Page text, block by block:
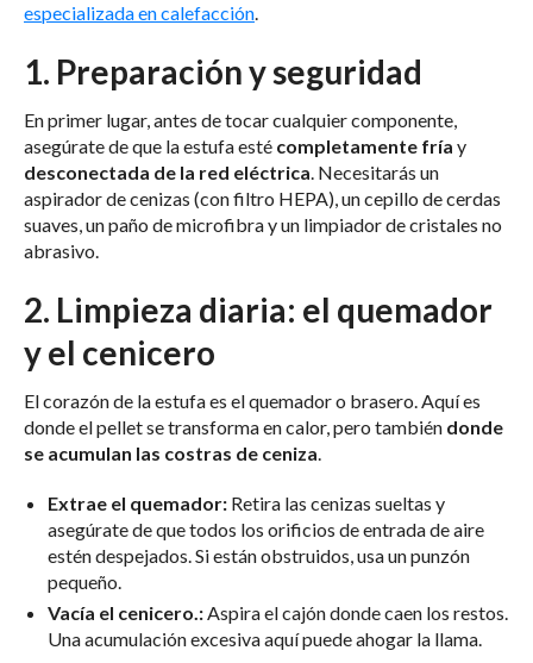
especializada en calefacción.
1. Preparación y seguridad
En primer lugar, antes de tocar cualquier componente,
asegúrate de que la estufa esté completamente fría y
desconectada de la red eléctrica. Necesitarás un
aspirador de cenizas (con filtro HEPA), un cepillo de cerdas
suaves, un paño de microfibra y un limpiador de cristales no
abrasivo.
2. Limpieza diaria: el quemador
y el cenicero
El corazón de la estufa es el quemador o brasero. Aquí es
donde el pellet se transforma en calor, pero también donde
se acumulan las costras de ceniza.
Extrae el quemador: Retira las cenizas sueltas y
asegúrate de que todos los orificios de entrada de aire
estén despejados. Si están obstruidos, usa un punzón
pequeño.
Vacía el cenicero.:Aspira el cajón donde caen los restos.
Una acumulación excesiva aquí puede ahogar la llama.